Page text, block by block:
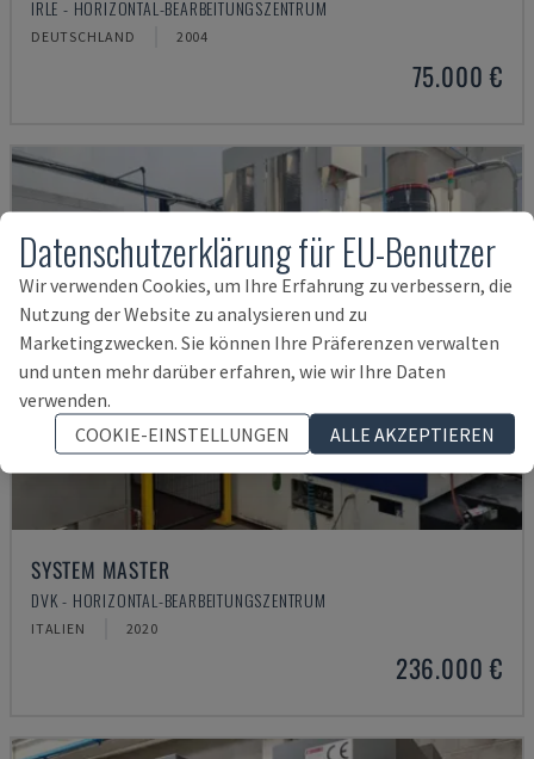
IRLE - HORIZONTAL-BEARBEITUNGSZENTRUM
DEUTSCHLAND 2004
75.000 €
SYSTEM MASTER
DVK - HORIZONTAL-BEARBEITUNGSZENTRUM
ITALIEN 2020
236.000 €
Datenschutzerklärung für EU-Benutzer
Wir verwenden Cookies, um Ihre Erfahrung zu verbessern, die
Nutzung der Website zu analysieren und zu
Marketingzwecken. Sie können Ihre Präferenzen verwalten
und unten mehr darüber erfahren, wie wir Ihre Daten
verwenden.
COOKIE-EINSTELLUNGEN
ALLE AKZEPTIEREN